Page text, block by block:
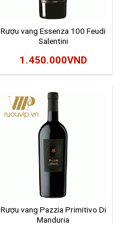
Rượu vang Essenza 100 Feudi
Salentini
1.450.000VND
Rượu vang Pazzia Primitivo Di
Manduria